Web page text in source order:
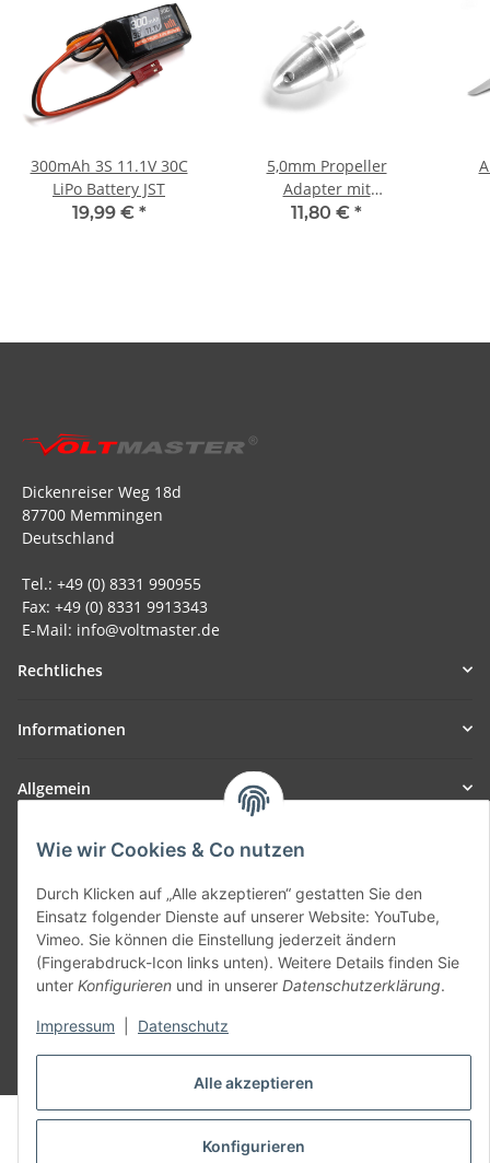
Alle akzeptieren
Konfigurieren
Wie wir Cookies & Co nutzen
Durch Klicken auf „Alle akzeptieren“ gestatten Sie den
Einsatz folgender Dienste auf unserer Website: YouTube,
Vimeo. Sie können die Einstellung jederzeit ändern
(Fingerabdruck-Icon links unten). Weitere Details finden Sie
unter Konfigurieren und in unserer Datenschutzerklärung.
Impressum Datenschutz
300mAh 3S 11.1V 30C
LiPo Battery JST
19,99 € *
5,0mm Propeller
Adapter mit
Spinnerkonus MPX
11,80 € *
Dickenreiser Weg 18d
87700 Memmingen
Deutschland
Tel.: +49 (0) 8331 990955
Fax: +49 (0) 8331 9913343
E-Mail: info@voltmaster.de
Rechtliches
Informationen
Allgemein
Teil unseres Netzwerks:
Vertrag widerrufen
© voltmaster.de
Powered byJTL-Shop